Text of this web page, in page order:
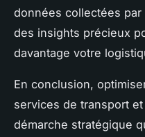
données collectées
des insights précieux
davantage votre
En conclusion,
services de transport
démarche stratégique